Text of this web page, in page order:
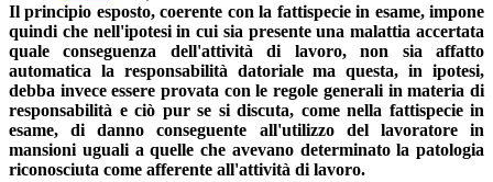
Il principio esposto, coerente con la fattispecie in esame, impone
quindi che nell'ipotesi in cui sia presente una malattia accertata
quale conseguenza dell'attività di lavoro, non sia affatto
automatica la responsabilità datoriale ma questa, in ipotesi,
debba invece essere provata con le regole generali in materia di
responsabilità e ciò pur se si discuta, come nella fattispecie in
esame, di danno conseguente all'utilizzo del lavoratore in
mansioni uguali a quelle che avevano determinato la patologia
riconosciuta come afferente all'attività di lavoro.